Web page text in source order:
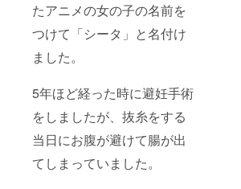
たアニメの女の子の名前を
つけて「シータ」と名付け
ました。
5年ほど経った時に避妊手術
をしましたが、抜糸をする
当日にお腹が避けて腸が出
てしまっていました。